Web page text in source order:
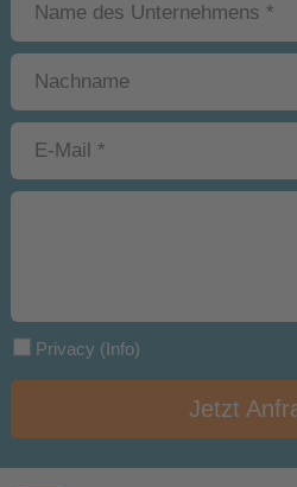
Privacy (Info)
Jetzt